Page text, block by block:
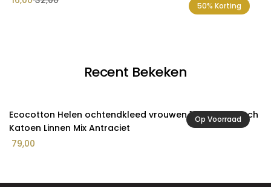
50% Korting
Recent Bekeken
Op Voorraad
Ecocotton Helen ochtendkleed vrouwen 100% Biologisch
Katoen Linnen Mix Antraciet
79,00